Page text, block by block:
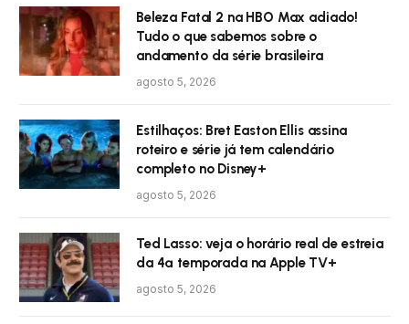
Beleza Fatal 2 na HBO Max adiado!
Tudo o que sabemos sobre o
andamento da série brasileira
agosto 5, 2026
Estilhaços: Bret Easton Ellis assina
roteiro e série já tem calendário
completo no Disney+
agosto 5, 2026
Ted Lasso: veja o horário real de estreia
da 4ª temporada na Apple TV+
agosto 5, 2026